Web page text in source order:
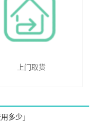
上门取货
多少」